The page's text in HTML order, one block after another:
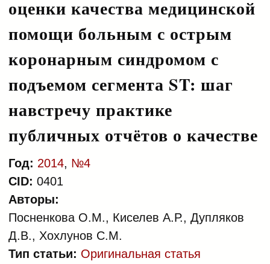
оценки качества медицинской
помощи больным с острым
коронарным синдромом с
подъемом сегмента ST: шаг
навстречу практике
публичных отчётов о качестве
Год: 2014, №4
CID: 0401
Авторы:
Посненкова О.М., Киселев А.Р., Дупляков
Д.В., Хохлунов С.М.
Тип статьи: Оригинальная статья